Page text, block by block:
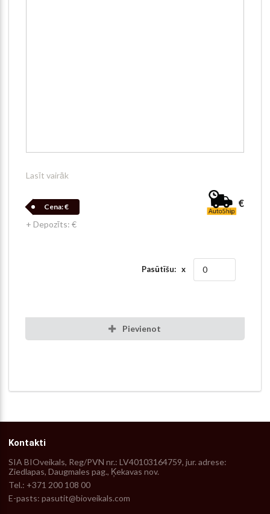
Lasīt vairāk
Cena:€ €
+ Depozīts: €
Pasūtīšu: x
Pievienot
Kontakti
SIA BIOveikals, Reg/PVN nr.: LV40103164759, jur. adrese:
Ziedlapas, Daugmales pag., Ķekavas nov.
Tel.: +371 200 108 00
E-pasts: pasutit@bioveikals.com